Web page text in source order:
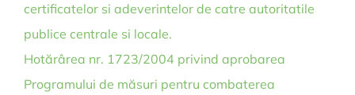
certificatelor si adeverintelor de catre autoritatile
publice centrale si locale.
Hotărârea nr. 1723/2004 privind aprobarea
Programului de măsuri pentru combaterea